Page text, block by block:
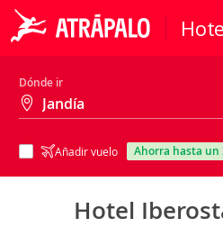
Dónde ir
Añadir vuelo ahorra hasta un
Hotel